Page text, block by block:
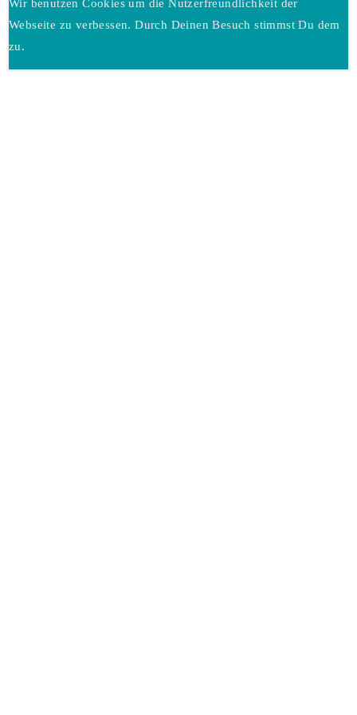
Wir benutzen Cookies um die Nutzerfreundlichkeit der
Webseite zu verbessen. Durch Deinen Besuch stimmst Du dem
zu.